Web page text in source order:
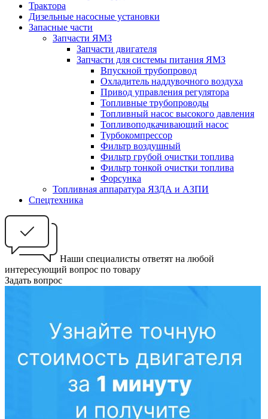
Трактора
Дизельные насосные установки
Запасные части
Запчасти ЯМЗ
Запчасти двигателя
Запчасти для системы питания ЯМЗ
Впускной трубопровод
Охладитель наддувочного воздуха
Привод управления регулятора
Топливные трубопроводы
Топливный насос высокого давления
Топливоподкачивающий насос
Турбокомпрессор
Фильтр воздушный
Фильтр грубой очистки топлива
Фильтр тонкой очистки топлива
Форсунка
Топливная аппаратура ЯЗДА и АЗПИ
Спецтехника
Наши специалисты ответят на любой
интересующий вопрос по товару
Задать вопрос